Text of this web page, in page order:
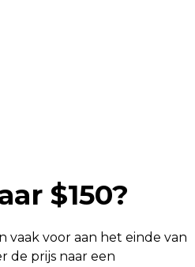
$150?
vaak voor aan het einde van
de prijs naar een